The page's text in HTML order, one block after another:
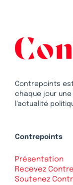
Contrepoints
chaque jour
l’actualité
Contrepoints
Présentation
Recevez
Soutenez